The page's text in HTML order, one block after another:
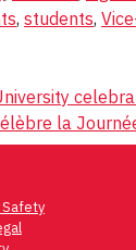
, students,
la
Safety